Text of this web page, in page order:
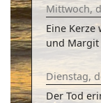
Mittwoch,
Eine Kerze
und
Dienstag,
Der Tod